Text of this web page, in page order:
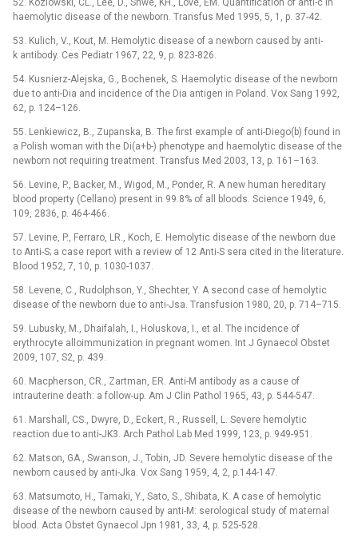
52. Kozlowski, CL., Lee, D., Shwe, KH., Love, EM. Quantification of anti-c in
haemolytic disease of the newborn. Transfus Med 1995, 5, 1, p. 37-42.
53. Kulich, V., Kout, M. Hemolytic disease of a newborn caused by anti-
k antibody. Ces Pediatr 1967, 22, 9, p. 823-826.
54. Kusnierz-Alejska, G., Bochenek, S. Haemolytic disease of the newborn
due to anti-Dia and incidence of the Dia antigen in Poland. Vox Sang 1992,
62, p. 124–126.
55. Lenkiewicz, B., Zupanska, B. The first example of anti-Diego(b) found in
a Polish woman with the Di(a+b-) phenotype and haemolytic disease of the
newborn not requiring treatment. Transfus Med 2003, 13, p. 161–163.
56. Levine, P., Backer, M., Wigod, M., Ponder, R. A new human hereditary
blood property (Cellano) present in 99.8% of all bloods. Science 1949, 6,
109, 2836, p. 464-466.
57. Levine, P., Ferraro, LR., Koch, E. Hemolytic disease of the newborn due
to Anti-S; a case report with a review of 12 Anti-S sera cited in the literature.
Blood 1952, 7, 10, p. 1030-1037.
58. Levene, C., Rudolphson, Y., Shechter, Y. A second case of hemolytic
disease of the newborn due to anti-Jsa. Transfusion 1980, 20, p. 714–715.
59. Lubusky, M., Dhaifalah, I., Holuskova, I., et al. The incidence of
erythrocyte alloimmunization in pregnant women. Int J Gynaecol Obstet
2009, 107, S2, p. 439.
60. Macpherson, CR., Zartman, ER. Anti-M antibody as a cause of
intrauterine death: a follow-up. Am J Clin Pathol 1965, 43, p. 544-547.
61. Marshall, CS., Dwyre, D., Eckert, R., Russell, L. Severe hemolytic
reaction due to anti-JK3. Arch Pathol Lab Med 1999, 123, p. 949-951.
62. Matson, GA., Swanson, J., Tobin, JD. Severe hemolytic disease of the
newborn caused by anti-Jka. Vox Sang 1959, 4, 2, p.144-147.
63. Matsumoto, H., Tamaki, Y., Sato, S., Shibata, K. A case of hemolytic
disease of the newborn caused by anti-M: serological study of maternal
blood. Acta Obstet Gynaecol Jpn 1981, 33, 4, p. 525-528.